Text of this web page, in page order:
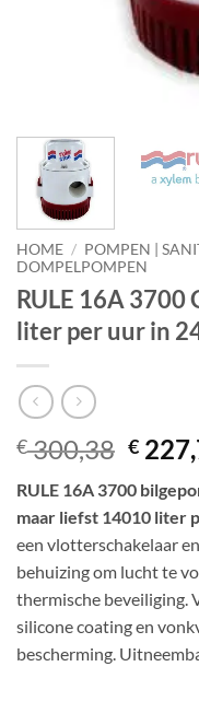
HOME / POMPEN |
DOMPELPOMPEN
RULE 16A 3700
liter per uur in
€300,38
was:
€
€
RULE 16A 3700
maar liefst 14010 liter
een vlotterschakelaar
behuizing om lucht te
thermische beveiliging.
silicone coating en
bescherming.